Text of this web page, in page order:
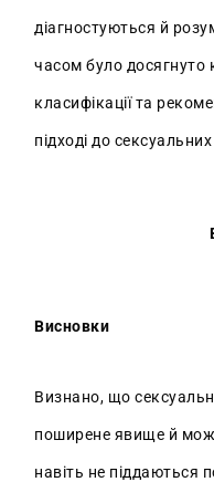
діагностуються й
часом було досягнуто
класифікації та
підході до
Висновки
Визнано, що
поширене явище й
навіть не піддаються